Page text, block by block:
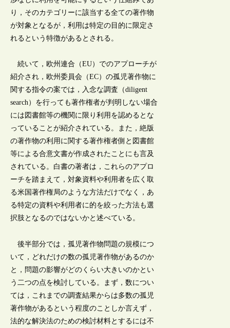
り，そのカテゴリーに該当する全ての著作物
が対象となるが，利用は特定の目的に限定さ
れるという特徴があるとされる。
続いて，欧州連合（EU）でのアプローチが
紹介され，欧州委員会（EC）の孤児著作物に
関する指令の案では，入念な調査（diligent
search）を行っても著作権者が判明しない場合
には図書館等の機関に限り利用を認めるとな
っていることが紹介されている。また，絶版
の著作物の利用に関する著作権者側と図書館
等による合意文書が作成されたことにも言及
されている。白書の著者は，これらのアプロ
ーチを踏まえて，対象資料や利用者を広く取
る米国著作権局のような方法だけでなく，あ
る特定の資料や利用者に的を絞った方法も選
択肢となるのではないかと述べている。
後半部分では，孤児著作物問題の規模につ
いて，どれだけの数の孤児著作物があるのか
と，問題の影響がどのくらい大きいのかとい
う二つの点を検討している。まず，数につい
ては，これまでの調査結果からは多数の孤児
著作物があるという程度のことしか言えず，
法的な解決法のための検討材料とするには不